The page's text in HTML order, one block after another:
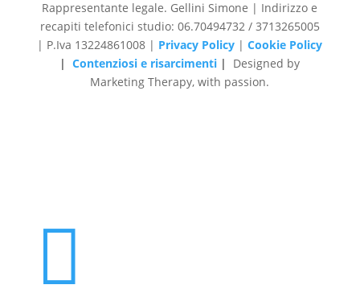
Rappresentante legale. Gellini Simone | Indirizzo e
recapiti telefonici studio: 06.70494732 / 3713265005
| P.Iva 13224861008 | Privacy Policy |Cookie Policy
| Contenziosi e risarcimenti | Designed by
Marketing Therapy, with passion.
